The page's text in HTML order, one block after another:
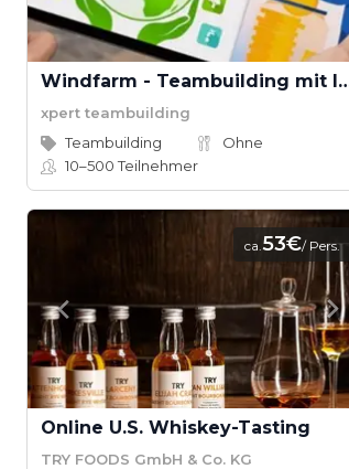
Windfarm -
xpert teambuilding
Teambuilding
Ohne
10–500Teilnehmer
ca.53€/ Pers.
Online U.S. Whiskey-Tasting
TRY FOODS GmbH & Co. KG